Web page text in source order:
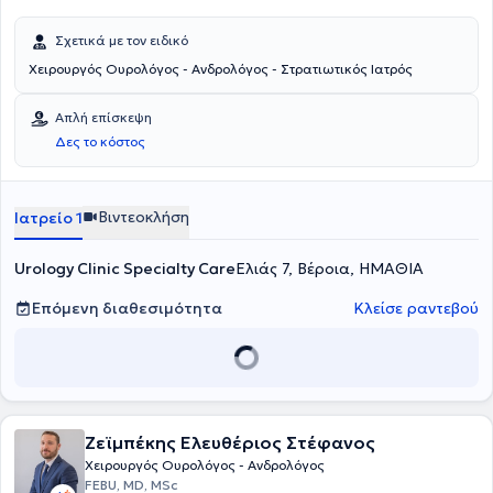
Σχετικά με τον ειδικό
Χειρουργός Ουρολόγος - Ανδρολόγος - Στρατιωτικός Ιατρός
Απλή επίσκεψη
Δες το κόστος
Ιατρείο 1 Βιντεοκλήση
Urology Clinic Specialty CareΕλιάς 7, Βέροια, ΗΜΑΘΙΑ
Επόμενη διαθεσιμότητα
Κλείσε ραντεβού
Ζεϊμπέκης Ελευθέριος Στέφανος
Χειρουργός Ουρολόγος - Ανδρολόγος
FEBU, MD, MSc